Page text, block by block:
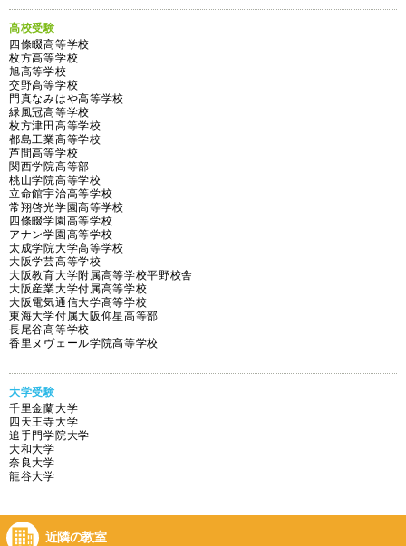
高校受験
四條畷高等学校
枚方高等学校
旭高等学校
交野高等学校
門真なみはや高等学校
緑風冠高等学校
枚方津田高等学校
都島工業高等学校
芦間高等学校
関西学院高等部
桃山学院高等学校
立命館宇治高等学校
常翔啓光学園高等学校
四條畷学園高等学校
アナン学園高等学校
太成学院大学高等学校
大阪学芸高等学校
大阪教育大学附属高等学校平野校舎
大阪産業大学付属高等学校
大阪電気通信大学高等学校
東海大学付属大阪仰星高等部
長尾谷高等学校
香里ヌヴェール学院高等学校
大学受験
千里金蘭大学
四天王寺大学
追手門学院大学
大和大学
奈良大学
龍谷大学
近隣の教室